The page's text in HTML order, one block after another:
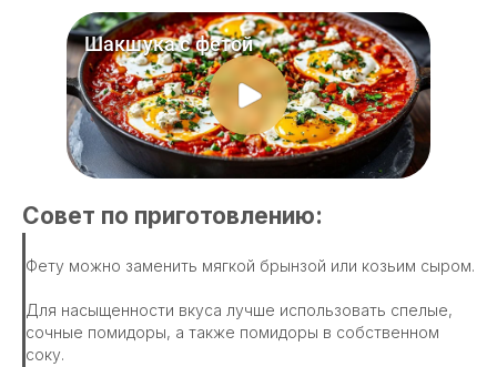
Совет по приготовлению:
Фету можно заменить мягкой брынзой или козьим сыром.
Для насыщенности вкуса лучше использовать спелые,
сочные помидоры, а также помидоры в собственном
соку.